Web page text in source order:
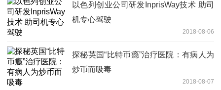
以色列创业公司研发InprisWay技术 助司
机专心驾驶
2018-08-06
探秘英国“比特币瘾”治疗医院：有病人为
炒币而吸毒
2018-08-07